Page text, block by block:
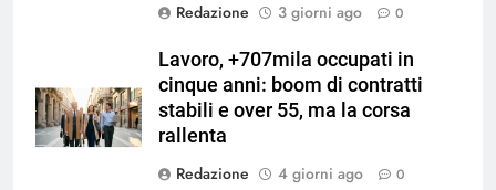
Redazione
3 giorni ago 0
Lavoro, +707mila occupati in
cinque anni: boom di contratti
stabili e over 55, ma la corsa
rallenta
Redazione
4 giorni ago 0